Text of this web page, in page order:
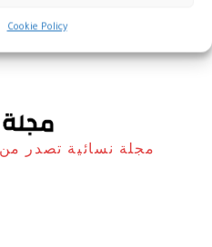
Cookie Policy
مجلة نسائية تصدر